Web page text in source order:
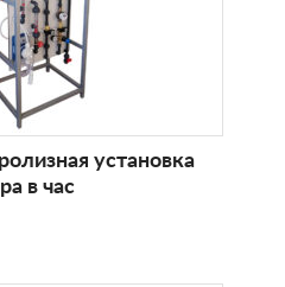
установка
в час